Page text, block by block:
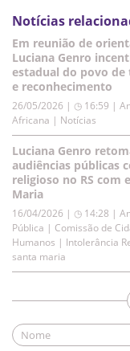
Notícias
Em reunião de
Luciana Genro
estadual do povo
e reconhecimento
26/05/2026 | ◷ 16:59 |
Africana | Notícias
Luciana Genro
audiências públicas
religioso no RS com
Maria
16/04/2026 | ◷ 14:28 |
Pública | Comissão de
Humanos | Intolerância
santa maria